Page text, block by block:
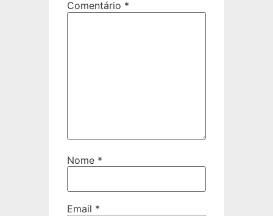
Comentário *
Nome *
Email *